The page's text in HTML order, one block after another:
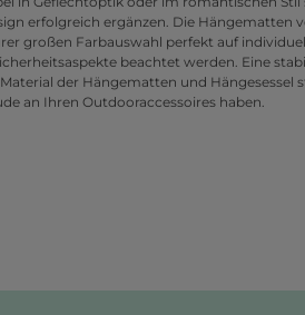
erfolgreich ergänzen. Die Hängematten
großen Farbauswahl perfekt auf
beachtet werden. Eine
der Hängematten und
an Ihren Outdooraccessoires haben.